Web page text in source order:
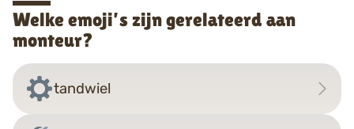
Welke emoji’s zijn gerelateerd aan
monteur?
tandwiel